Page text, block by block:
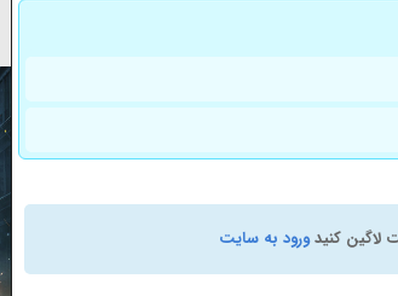
لاگین کنیدورود به سایت